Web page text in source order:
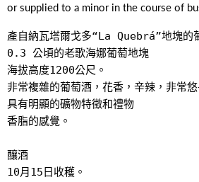
or supplied to a minor in the course of
產自納瓦塔爾戈多“La Quebrá”地塊的
0.3 公頃的老歌海娜葡萄地塊
海拔高度1200公尺。
非常複雜的葡萄酒，花香，辛辣，非常悠
具有明顯的礦物特徵和禮物
香脂的感覺。
釀酒
10月15日收穫。